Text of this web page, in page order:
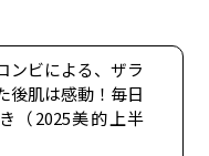
ンビによる、ザラ
後肌は感動！毎日
（2025美的上半